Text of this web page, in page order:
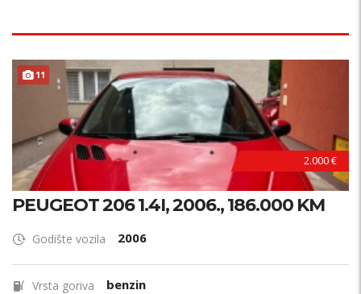
11
2.000 €
PEUGEOT 206 1.4I, 2006., 186.000 KM
Godište vozila 2006
Vrsta goriva benzin